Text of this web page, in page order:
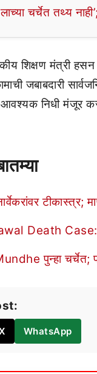
चर्चेत तथ्य
शिक्षण मंत्री
जबाबदारी
निधी मंजूर
टीकास्त्र;
Death Case:
पुन्हा चर्चेत;
WhatsApp